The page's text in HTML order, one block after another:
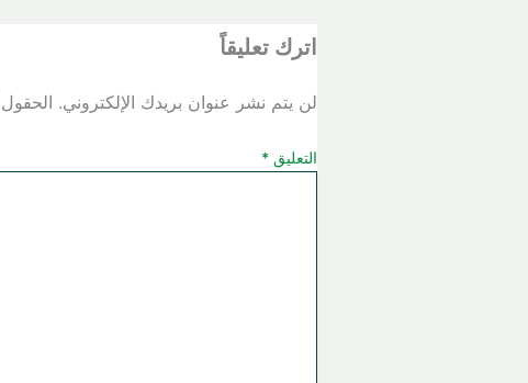
اترك تعليقاً
لن يتم نشر عنوان بريدك الإلكتروني. الحقول
التعليق *